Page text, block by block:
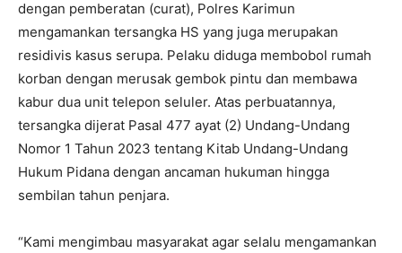
dengan pemberatan (curat), Polres Karimun
mengamankan tersangka HS yang juga merupakan
residivis kasus serupa. Pelaku diduga membobol rumah
korban dengan merusak gembok pintu dan membawa
kabur dua unit telepon seluler. Atas perbuatannya,
tersangka dijerat Pasal 477 ayat (2) Undang-Undang
Nomor 1 Tahun 2023 tentang Kitab Undang-Undang
Hukum Pidana dengan ancaman hukuman hingga
sembilan tahun penjara.
“Kami mengimbau masyarakat agar selalu mengamankan